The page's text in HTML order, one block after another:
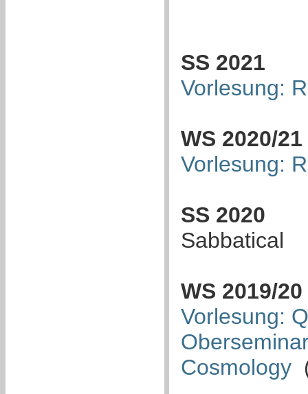
SS 2021
Vorlesung:
WS 2020/21
Vorlesung:
SS 2020
Sabbatical
WS 2019/20
Vorlesung:
Cosmology